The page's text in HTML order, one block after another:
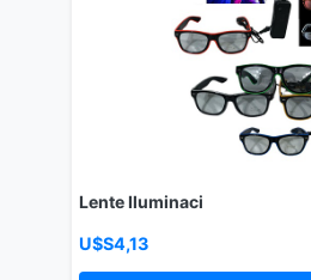
Lente Iluminaci
U$S4,13